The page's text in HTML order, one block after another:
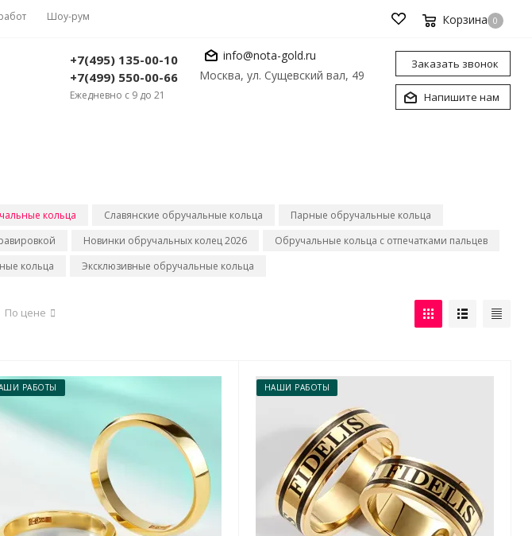
Шоу-рум Корзина 0
+7(495) 135-00-10
+7(499) 550-00-66
Ежедневно с 9 до 21
info@nota-gold.ru
Москва, ул. Сущевский вал, 49
Заказать звонок
Напишите нам
кольца Славянские обручальные кольца
Парные обручальные кольца
Новинки обручальных колец 2026
Обручальные кольца с отпечатками пальцев
кольца Эксклюзивные обручальные кольца
По цене
РАБОТЫ НАШИ РАБОТЫ